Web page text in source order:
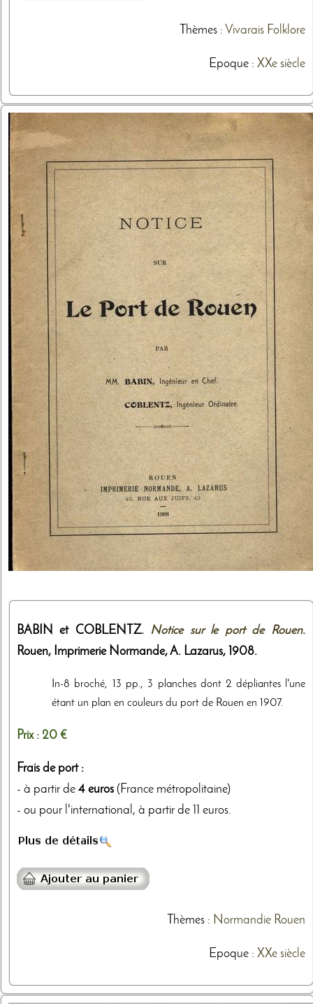
Thèmes: Vivarais Folklore
Epoque : XXe siècle
BABIN et COBLENTZ. Notice sur le port de Rouen.
Rouen, Imprimerie Normande, A. Lazarus, 1908.
In-8 broché, 13 pp., 3 planches dont 2 dépliantes l'une
étant un plan en couleurs du port de Rouen en 1907.
Prix : 20 €
Frais de port :
- à partir de 4 euros (France métropolitaine)
- ou pour l'international, à partir de 11 euros.
Thèmes: Normandie Rouen
Epoque : XXe siècle